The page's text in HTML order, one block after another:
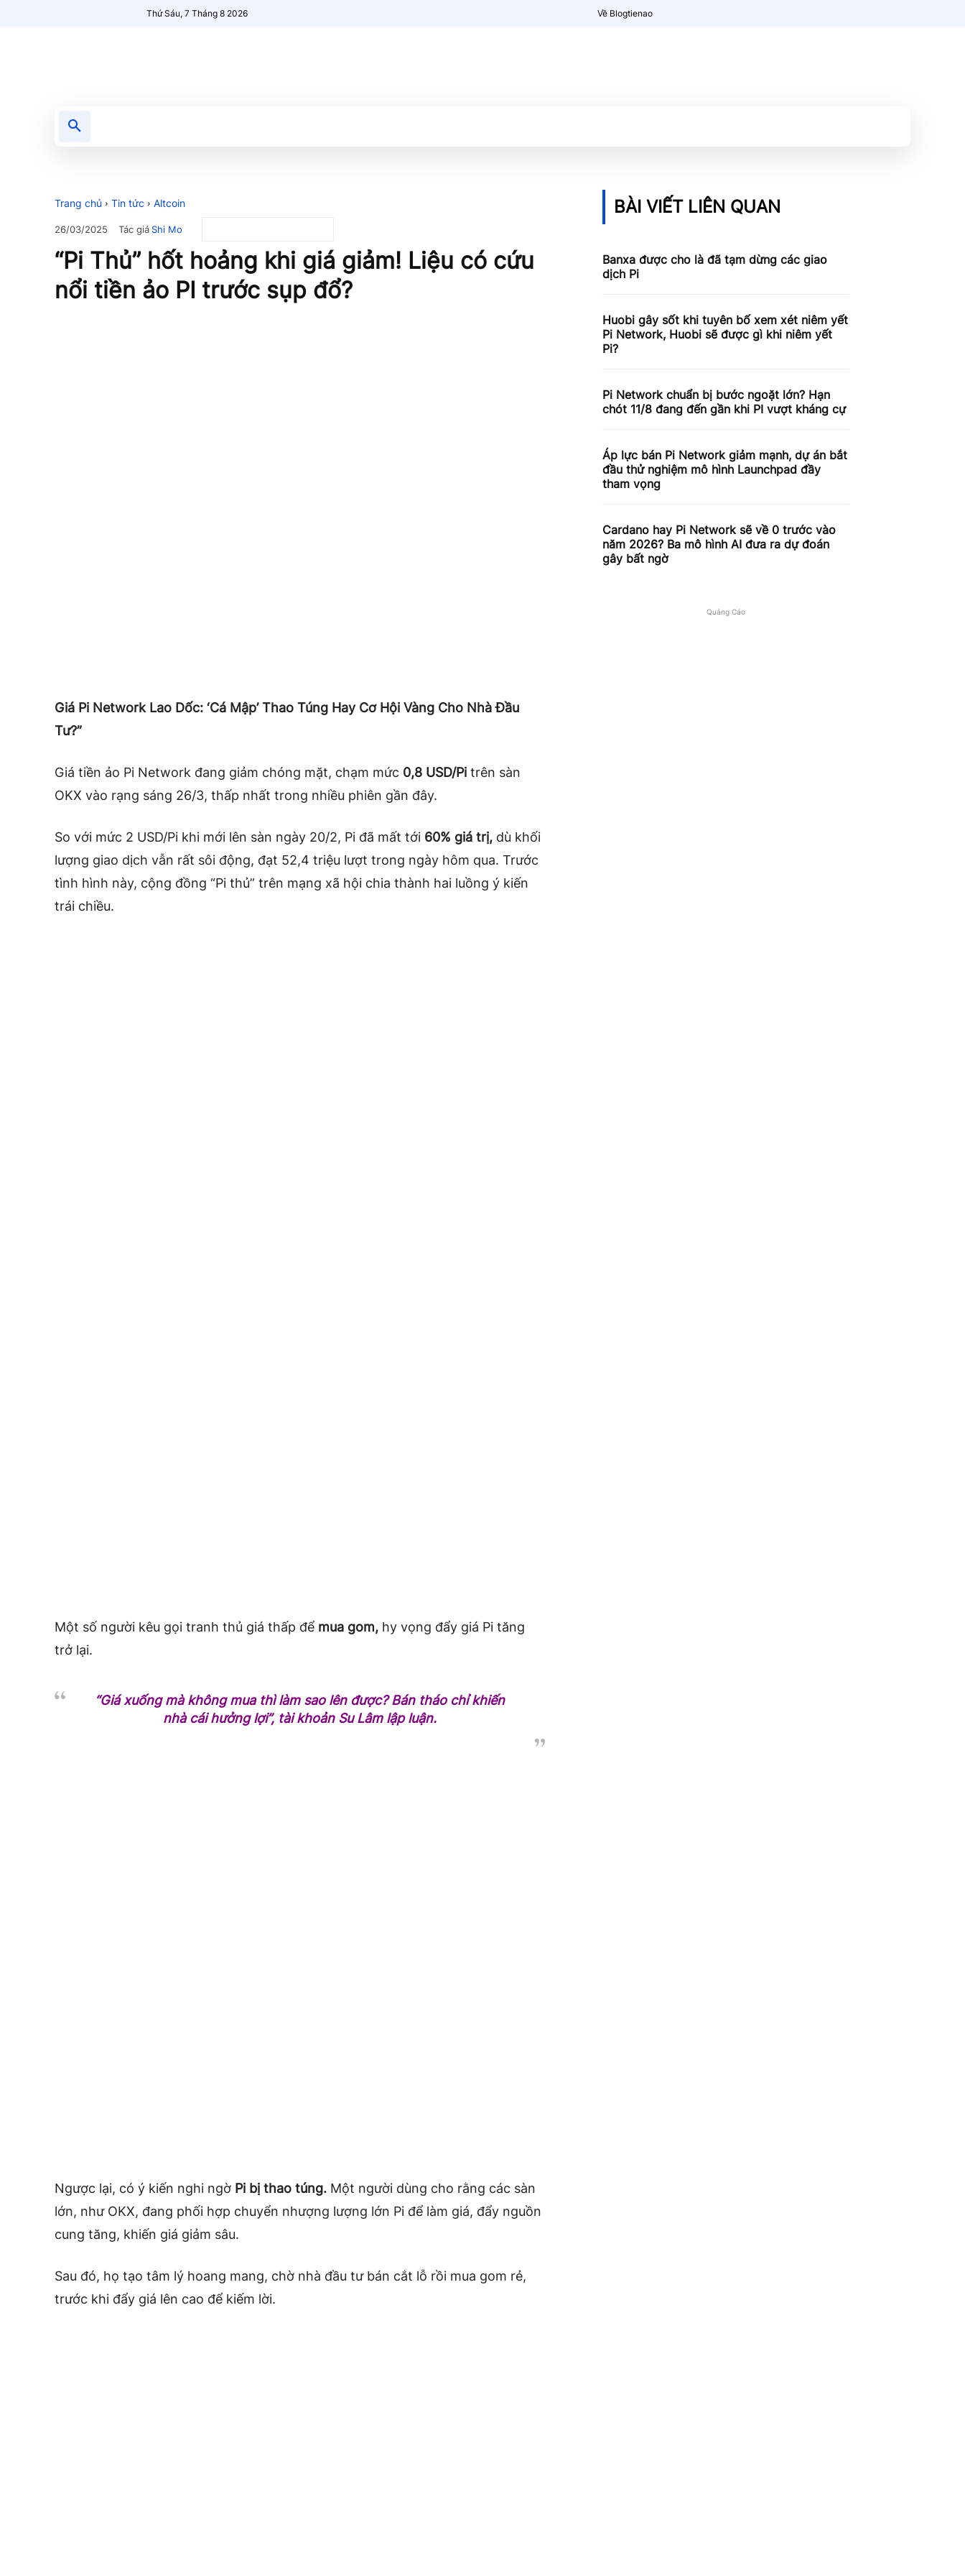
Thứ Sáu, 7 Tháng 8 2026 Về Blogtienao
Trang chủ Tin tức Altcoin
26/03/2025 Tác giảShi Mo
“Pi Thủ” hốt hoảng khi giá giảm! Liệu có cứu
nổi tiền ảo PI trước sụp đổ?
Giá Pi Network Lao Dốc: ‘Cá Mập’ Thao Túng Hay Cơ Hội Vàng Cho Nhà Đầu
Tư?”
Giá tiền ảo Pi Network đang giảm chóng mặt, chạm mức 0,8 USD/Pi trên sàn
OKX vào rạng sáng 26/3, thấp nhất trong nhiều phiên gần đây.
So với mức 2 USD/Pi khi mới lên sàn ngày 20/2, Pi đã mất tới 60% giá trị, dù khối
lượng giao dịch vẫn rất sôi động, đạt 52,4 triệu lượt trong ngày hôm qua. Trước
tình hình này, cộng đồng “Pi thủ” trên mạng xã hội chia thành hai luồng ý kiến
trái chiều.
Một số người kêu gọi tranh thủ giá thấp để mua gom, hy vọng đẩy giá Pi tăng
trở lại.
“Giá xuống mà không mua thì làm sao lên được? Bán tháo chỉ khiến
nhà cái hưởng lợi”, tài khoản Su Lâm lập luận.
Ngược lại, có ý kiến nghi ngờ Pi bị thao túng. Một người dùng cho rằng các sàn
lớn, như OKX, đang phối hợp chuyển nhượng lượng lớn Pi để làm giá, đẩy nguồn
cung tăng, khiến giá giảm sâu.
Sau đó, họ tạo tâm lý hoang mang, chờ nhà đầu tư bán cắt lỗ rồi mua gom rẻ,
trước khi đẩy giá lên cao để kiếm lời.
BÀI VIẾT LIÊN QUAN
Banxa được cho là đã tạm dừng các giao
dịch Pi
Huobi gây sốt khi tuyên bố xem xét niêm yết
Pi Network, Huobi sẽ được gì khi niêm yết
Pi?
Pi Network chuẩn bị bước ngoặt lớn? Hạn
chót 11/8 đang đến gần khi PI vượt kháng cự
Áp lực bán Pi Network giảm mạnh, dự án bắt
đầu thử nghiệm mô hình Launchpad đầy
tham vọng
Cardano hay Pi Network sẽ về 0 trước vào
năm 2026? Ba mô hình AI đưa ra dự đoán
gây bất ngờ
Quảng Cáo